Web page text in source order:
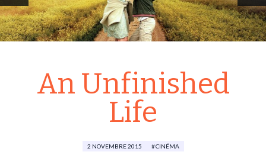
An Unfinished
Life
2 NOVEMBRE 2015 CINÉMA